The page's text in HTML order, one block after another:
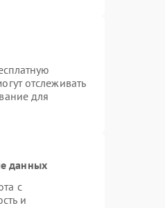
отслеживать
для
данных
с
и